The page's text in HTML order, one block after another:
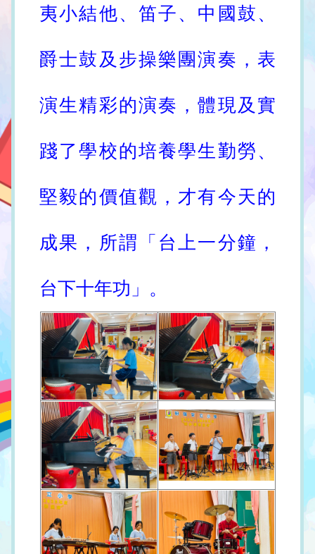
夷小結他、笛子、中國鼓、
爵士鼓及步操樂團演奏，表
演生精彩的演奏，體現及實
踐了學校的培養學生勤勞、
堅毅的價值觀，才有今天的
成果，所謂「台上一分鐘，
台下十年功」。